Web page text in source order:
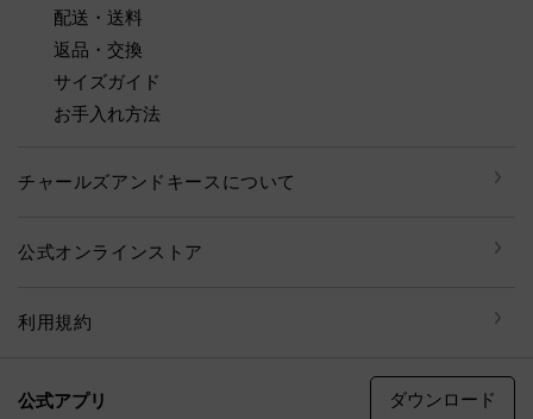
配送・送料
返品・交換
サイズガイド
お手入れ方法
チャールズアンドキースについて
公式オンラインストア
利用規約
公式アプリ ダウンロード